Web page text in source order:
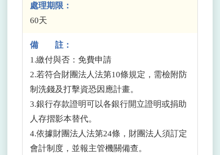
處理期限：
60天
備 註：
1.繳付與否：免費申請
2.若符合財團法人法第10條規定，需檢附防
制洗錢及打擊資恐因應計畫。
3.銀行存款證明可以各銀行開立證明或捐助
人存摺影本替代。
4.依據財團法人法第24條，財團法人須訂定
會計制度，並報主管機關備查。